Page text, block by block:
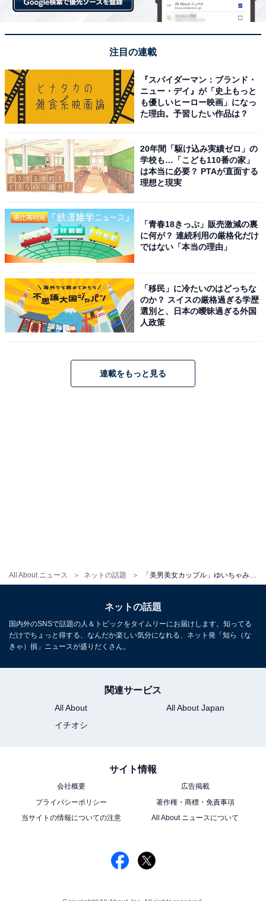
All About ニュース ネットの話題 「美男美女カップル」ゆいちゃみ、恋人との“3回目の夏”ラブラブショット公開！ 「超絶可愛い過ぎる」
注目の連載
『スパイダーマン：ブランド・
ニュー・デイ』が「史上もっと
も優しいヒーロー映画」になっ
た理由。予習したい作品は？
20年間「駆け込み実績ゼロ」の
学校も…「こども110番の家」
は本当に必要？ PTAが直面する
理想と現実
「青春18きっぷ」販売激減の裏
に何が？ 連続利用の厳格化だけ
ではない「本当の理由」
「移民」に冷たいのはどっちな
のか？ スイスの厳格過ぎる学歴
選別と、日本の曖昧過ぎる外国
人政策
連載をもっと見る
ネットの話題
国内外のSNSで話題の人＆トピックをタイムリーにお届けします。知ってる
だけでちょっと得する、なんだか楽しい気分になれる、ネット発「知ら（な
きゃ）損」ニュースが盛りだくさん。
関連サービス
All About
All About Japan
イチオシ
サイト情報
会社概要
広告掲載
プライバシーポリシー
著作権・商標・免責事項
当サイトの情報についての注意
All About ニュースについて